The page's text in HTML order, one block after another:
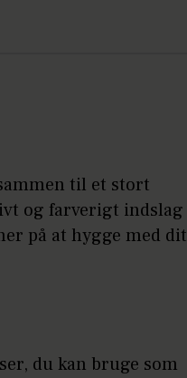
til et stort
og farverigt indslag
på at hygge med dit
du kan bruge som